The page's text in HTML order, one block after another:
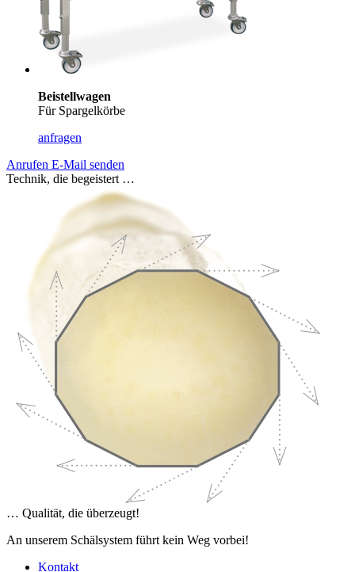
Beistellwagen
Für Spargelkörbe
anfragen
Anrufen E-Mail senden
Technik, die begeistert …
… Qualität, die überzeugt!
An unserem Schälsystem führt kein Weg vorbei!
Kontakt